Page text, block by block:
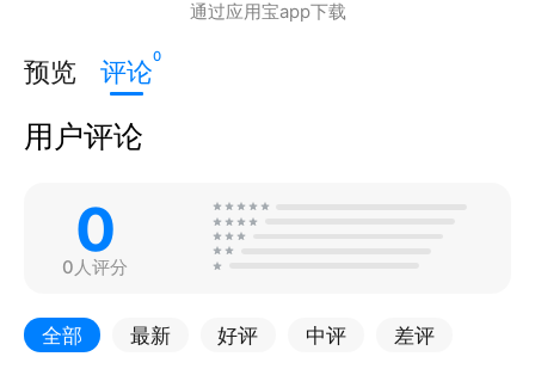
通过应用宝app下载
预览 评论0
用户评论
0
0人评分
全部 最新 好评 中评 差评